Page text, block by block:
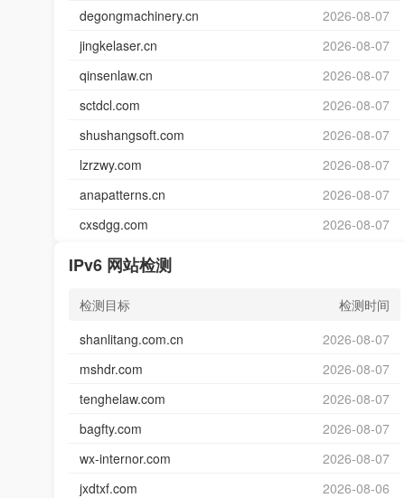
degongmachinery.cn
2026-08-07
jingkelaser.cn
2026-08-07
qinsenlaw.cn
2026-08-07
sctdcl.com
2026-08-07
shushangsoft.com
2026-08-07
lzrzwy.com
2026-08-07
anapatterns.cn
2026-08-07
cxsdgg.com
2026-08-07
IPv6 网站检测
检测目标
检测时间
shanlitang.com.cn
2026-08-07
mshdr.com
2026-08-07
tenghelaw.com
2026-08-07
bagfty.com
2026-08-07
wx-internor.com
2026-08-07
jxdtxf.com
2026-08-06